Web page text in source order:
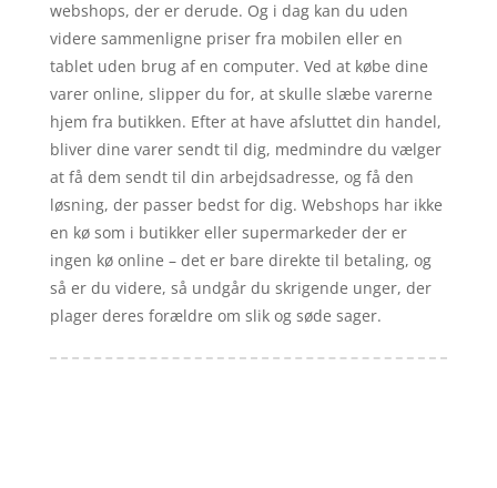
webshops, der er derude. Og i dag kan du uden
videre sammenligne priser fra mobilen eller en
tablet uden brug af en computer. Ved at købe dine
varer online, slipper du for, at skulle slæbe varerne
hjem fra butikken. Efter at have afsluttet din handel,
bliver dine varer sendt til dig, medmindre du vælger
at få dem sendt til din arbejdsadresse, og få den
løsning, der passer bedst for dig. Webshops har ikke
en kø som i butikker eller supermarkeder der er
ingen kø online – det er bare direkte til betaling, og
så er du videre, så undgår du skrigende unger, der
plager deres forældre om slik og søde sager.